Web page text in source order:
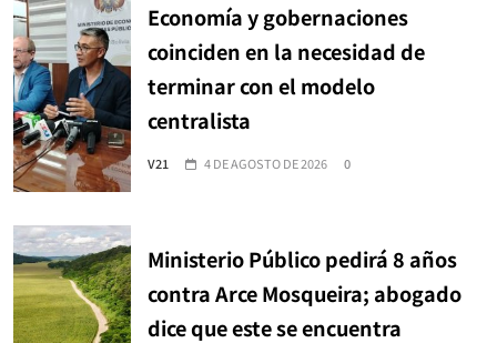
Economía y gobernaciones
coinciden en la necesidad de
terminar con el modelo
centralista
V21 4 DE AGOSTO DE 2026 0
Ministerio Público pedirá 8 años
contra Arce Mosqueira; abogado
dice que este se encuentra